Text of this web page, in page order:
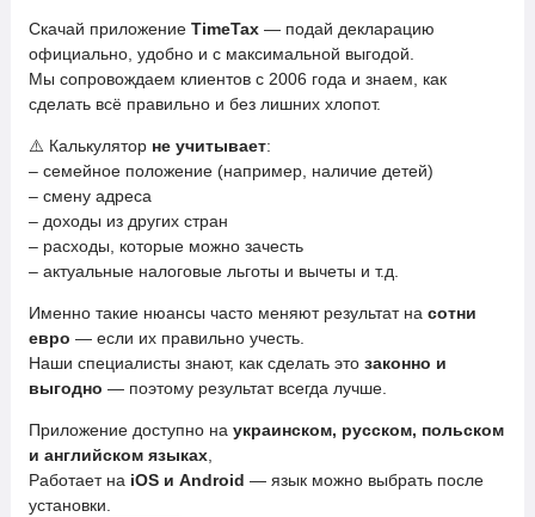
Скачай приложение TimeTax— подай декларацию
официально, удобно и с максимальной выгодой.
Мы сопровождаем клиентов с 2006 года и знаем, как
сделать всё правильно и без лишних хлопот.
⚠️ Калькулятор не учитывает:
– семейное положение (например, наличие детей)
– смену адреса
– доходы из других стран
– расходы, которые можно зачесть
– актуальные налоговые льготы и вычеты и т.д.
Именно такие нюансы часто меняют результат насотни
евро — если их правильно учесть.
Наши специалисты знают, как сделать это законно и
выгодно — поэтому результат всегда лучше.
Приложение доступно на украинском, русском, польском
и английском языках,
Работает на iOS и Android — язык можно выбрать после
установки.